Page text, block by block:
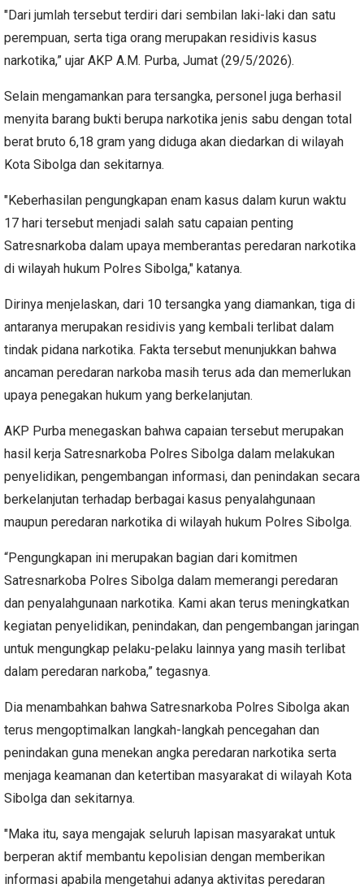
"Dari jumlah tersebut terdiri dari sembilan laki-laki dan satu
perempuan, serta tiga orang merupakan residivis kasus
narkotika,” ujar AKP A.M. Purba, Jumat (29/5/2026).
Selain mengamankan para tersangka, personel juga berhasil
menyita barang bukti berupa narkotika jenis sabu dengan total
berat bruto 6,18 gram yang diduga akan diedarkan di wilayah
Kota Sibolga dan sekitarnya.
"Keberhasilan pengungkapan enam kasus dalam kurun waktu
17 hari tersebut menjadi salah satu capaian penting
Satresnarkoba dalam upaya memberantas peredaran narkotika
di wilayah hukum Polres Sibolga," katanya.
Dirinya menjelaskan, dari 10 tersangka yang diamankan, tiga di
antaranya merupakan residivis yang kembali terlibat dalam
tindak pidana narkotika. Fakta tersebut menunjukkan bahwa
ancaman peredaran narkoba masih terus ada dan memerlukan
upaya penegakan hukum yang berkelanjutan.
AKP Purba menegaskan bahwa capaian tersebut merupakan
hasil kerja Satresnarkoba Polres Sibolga dalam melakukan
penyelidikan, pengembangan informasi, dan penindakan secara
berkelanjutan terhadap berbagai kasus penyalahgunaan
maupun peredaran narkotika di wilayah hukum Polres Sibolga.
“Pengungkapan ini merupakan bagian dari komitmen
Satresnarkoba Polres Sibolga dalam memerangi peredaran
dan penyalahgunaan narkotika. Kami akan terus meningkatkan
kegiatan penyelidikan, penindakan, dan pengembangan jaringan
untuk mengungkap pelaku-pelaku lainnya yang masih terlibat
dalam peredaran narkoba,” tegasnya.
Dia menambahkan bahwa Satresnarkoba Polres Sibolga akan
terus mengoptimalkan langkah-langkah pencegahan dan
penindakan guna menekan angka peredaran narkotika serta
menjaga keamanan dan ketertiban masyarakat di wilayah Kota
Sibolga dan sekitarnya.
"Maka itu, saya mengajak seluruh lapisan masyarakat untuk
berperan aktif membantu kepolisian dengan memberikan
informasi apabila mengetahui adanya aktivitas peredaran